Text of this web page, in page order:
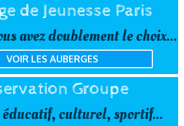
de Jeunesse Paris
avez doublement le choix...
VOIR LES AUBERGES
Groupe
culturel, sportif...